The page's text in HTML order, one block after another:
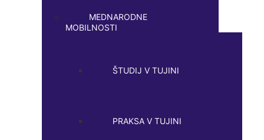
MEDNARODNE
MOBILNOSTI
ŠTUDIJ V TUJINI
PRAKSA V TUJINI